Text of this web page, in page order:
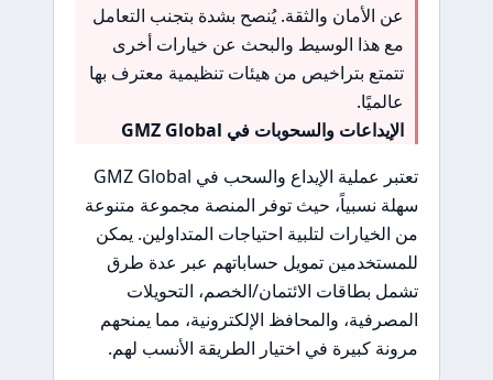
عن الأمان والثقة. يُنصح بشدة بتجنب التعامل
مع هذا الوسيط والبحث عن خيارات أخرى
تتمتع بتراخيص من هيئات تنظيمية معترف بها
عالميًا.
الإيداعات والسحوبات في GMZ Global
تعتبر عملية الإيداع والسحب في GMZ Global
سهلة نسبياً، حيث توفر المنصة مجموعة متنوعة
من الخيارات لتلبية احتياجات المتداولين. يمكن
للمستخدمين تمويل حساباتهم عبر عدة طرق
تشمل بطاقات الائتمان/الخصم، التحويلات
المصرفية، والمحافظ الإلكترونية، مما يمنحهم
مرونة كبيرة في اختيار الطريقة الأنسب لهم.